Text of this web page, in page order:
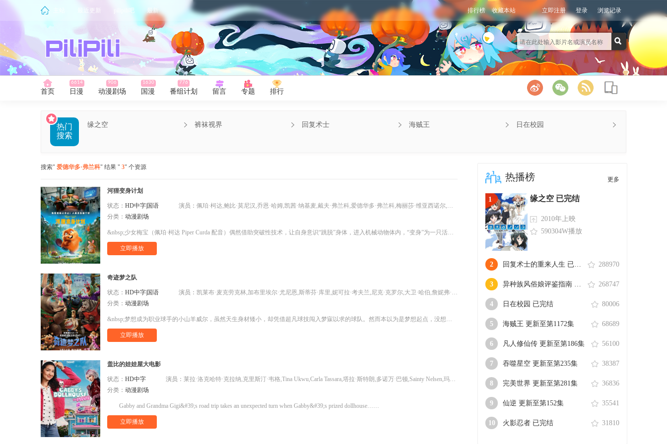
最近更新 pilipili吧 最新 排行榜 收藏本站 浏览记录
登录
立即注册
首页 日漫
6614
动漫剧场
906
国漫
1630
番组计划
776
留言 专题 排行
热门
搜索
缘之空 裤袜视界 回复术士 海贼王 日在校园
搜索" 爱德华多·弗兰科" 结果 " 3" 个资源
河狸变身计划
状态： HD中字|国语 演员： 佩珀·柯达,鲍比·莫尼汉,乔恩·哈姆,凯茜·纳基麦,戴夫·弗兰科,爱德华多·弗兰科,梅丽莎·维亚西诺尔,托马斯·劳,梅丽尔·斯特里普,瓦妮莎·贝尔,阿帕娜·南切拉,山姆·理查森,小伊塞亚·维特洛克,史蒂夫·波赛尔,艾戈·乌迪姆,妮可拉·布鲁姆,凯伦·惠伊,莉拉·刘,埃曼·阿卜杜勒-拉扎克,乔·斯帕诺,罗里·艾伦,迪米特利·马丁
分类： 动漫剧场
&nbsp;少女梅宝（佩珀·柯达 Piper Curda 配音）偶然借助突破性技术，让自身意识“跳脱”身体，进入机械动物体内，“变身”为一只活泼灵动的河狸，从而得以潜入动物社群内部，更以“人类思维闯入……
立即播放
奇迹梦之队
状态： HD中字|国语 演员： 凯莱布·麦克劳克林,加布里埃尔·尤尼恩,斯蒂芬·库里,妮可拉·考夫兰,尼克·克罗尔,大卫·哈伯,詹妮弗·路易斯,帕顿·奥斯瓦尔特,Jelly Roll,亚伦·皮埃尔,鲍比·李,安德鲁·桑提诺,雪莉·可拉,爱德华多·弗兰科,詹妮弗·哈德森,阿伊莎·库里
分类： 动漫剧场
&nbsp;梦想成为职业球手的小山羊威尔，虽然天生身材矮小，却凭借超凡球技闯入梦寐以求的球队。然而本以为是梦想起点，没想到却是“地狱开局”，这支梦中情队不仅赛绩成绩堪忧，队友还个个都是“人才……
立即播放
盖比的娃娃屋大电影
状态： HD中字 演员： 莱拉·洛克哈特·克拉纳,克里斯汀·韦格,Tina Ukwu,Carla Tassara,塔拉·斯特朗,多诺万·巴顿,Sainty Nelsen,玛姬·洛,爱德华多·弗兰科,Juliet Donenfeld,杰森·曼楚克斯,艾戈·乌迪姆,托马斯·列农,福琼·费姆斯特,梅丽莎·维亚西诺尔,凯尔·穆尼,格洛丽亚·埃斯特凡,塞昆达·伍德,Logan Bailey,Sophia Biling
分类： 动漫剧场
Gabby and Grandma Gigi&#39;s road trip takes an unexpected turn when Gabby&#39;s prized dollhouse……
立即播放
热播榜 更多
1 缘之空 已完结
2010年上映
590304W播放
2 回复术士的重来人生 已完结 288970
3 异种族风俗娘评鉴指南 已完结 268747
4 日在校园 已完结 80006
5 海贼王 更新至第1172集 68689
6 凡人修仙传 更新至第186集 56100
7 吞噬星空 更新至第235集 38387
8 完美世界 更新至第281集 36836
9 仙逆 更新至第152集 35541
10 火影忍者 已完结 31810